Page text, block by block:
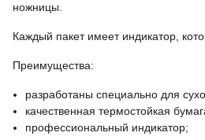
ножницы.
Каждый пакет имеет индикатор,
Преимущества:
разработаны специально для
качественная термостойкая
профессиональный индикатор;